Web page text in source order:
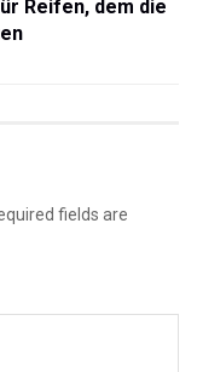
Reifen, dem die
fields are